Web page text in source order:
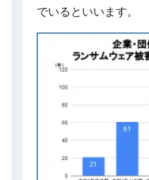
でいるといいます。